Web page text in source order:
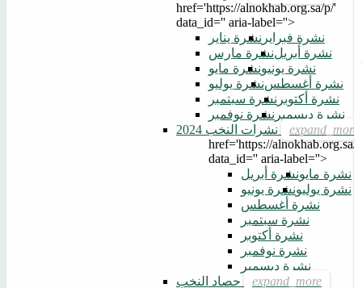
href='https://alnokhab.org.sa/p/'
data_id='' aria-label=''>
نشرة يناير نشرة فبراير
نشرة مارسنشرة أبريل
نشرة مايونشرة يونيو
نشرة يوليونشرة أغسطس
نشرة سبتمبر نشرة أكتوبر
نشرة نوفمبر نشرة ديسمبر
href='https://alnokhab.org.sa/
data_id='' aria-label=''>
نشرة أبريلنشرة مايو
نشرة يونيونشرة يوليو
نشرة أغسطس
نشرة سبتمبر
نشرة أكتوبر
نشرة نوفمبر
نشرة ديسمبر